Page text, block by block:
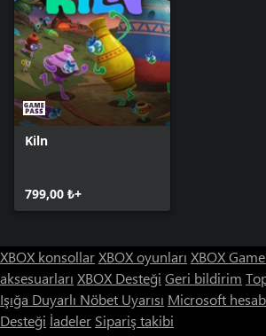
Kiln
799,00 ₺+
XBOX konsollarXBOX oyunları XBOX
aksesuarları XBOX Desteği Geri bildirim
Işığa Duyarlı Nöbet Uyarısı Microsoft
Desteği İadeler Sipariş takibi